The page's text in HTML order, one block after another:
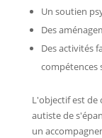
Un soutien
Des
Des activités
compétences
L'objectif est de
autiste de
un